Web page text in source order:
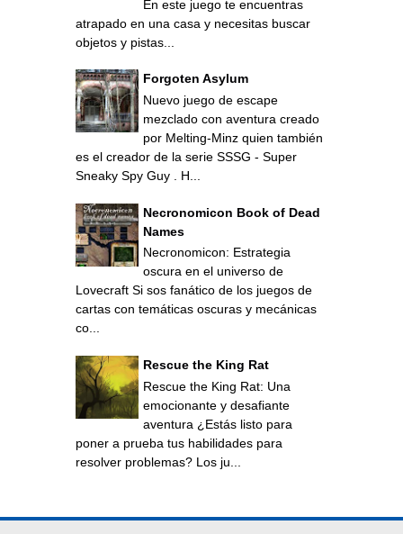
En este juego te encuentras
atrapado en una casa y necesitas buscar
objetos y pistas...
Forgoten Asylum
Nuevo juego de escape
mezclado con aventura creado
por Melting-Minz quien también
es el creador de la serie SSSG - Super
Sneaky Spy Guy . H...
Necronomicon Book of Dead
Names
Necronomicon: Estrategia
oscura en el universo de
Lovecraft Si sos fanático de los juegos de
cartas con temáticas oscuras y mecánicas
co...
Rescue the King Rat
Rescue the King Rat: Una
emocionante y desafiante
aventura ¿Estás listo para
poner a prueba tus habilidades para
resolver problemas? Los ju...